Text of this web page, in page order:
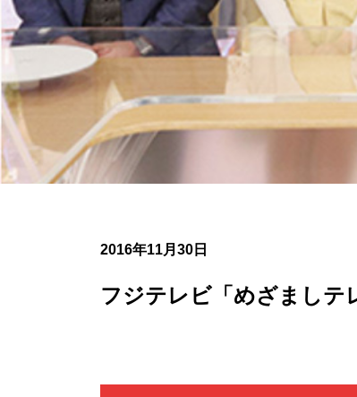
2016年11月30日
フジテレビ「めざましテ